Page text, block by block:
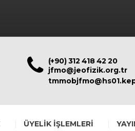
(+90) 312 418 42 20
jfmo@jeofizik.org.tr
ÜYELİK İŞLEMLERİ